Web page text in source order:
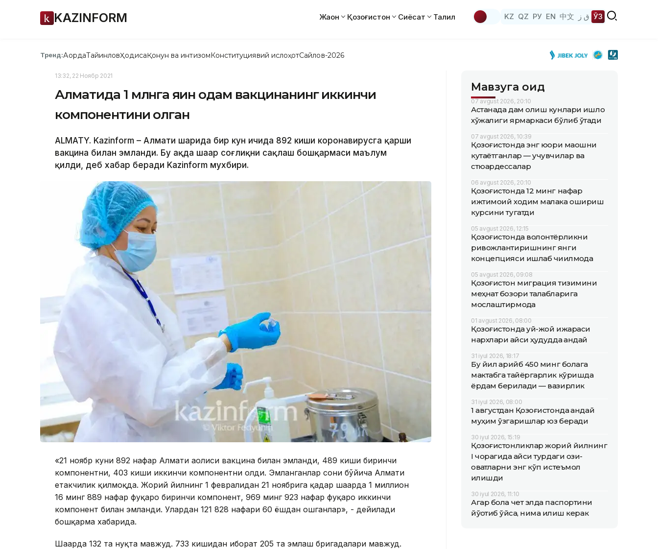
KAZINFORM Жаҳон Қозоғистон Сиёсат Таҳлил KZ QZ РУ EN 中文 ق ز ЎЗ
Тренд:АқордаТайинловҲодисаҚонун ва интизомКонституциявий ислоҳотСайлов-2026
13:32, 22 Ноябр 2021
Алматида 1 млнга яқин одам вакцинанинг иккинчи
компонентини олган
ALMATY. Kazinform – Алмати шаҳрида бир кун ичида 892 киши коронавирусга қарши
вакцина билан эмланди. Бу ҳақда шаҳар соғлиқни сақлаш бошқармаси маълум
қилди, деб хабар беради Kazinform мухбири.
«21 ноябр куни 892 нафар Алмати аҳолиси вакцина билан эмланди, 489 киши биринчи
компонентни, 403 киши иккинчи компонентни олди. Эмланганлар сони бўйича Алмати
етакчилик қилмоқда. Жорий йилнинг 1 февралидан 21 ноябрига қадар шаҳарда 1 миллион
16 минг 889 нафар фуқаро биринчи компонент, 969 минг 923 нафар фуқаро иккинчи
компонент билан эмланди. Улардан 121 828 нафари 60 ёшдан ошганлар», - дейилади
бошқарма хабарида.
Шаҳарда 132 та нуқта мавжуд. 733 кишидан иборат 205 та эмлаш бригадалари мавжуд.
Мавзуга оид
07 avgust 2026, 20:10
Астанада дам олиш кунлари қишлоқ
хўжалиги ярмаркаси бўлиб ўтади
07 avgust 2026, 10:39
Қозоғистонда энг юқори маошни
кутаётганлар — учувчилар ва
стюардессалар
06 avgust 2026, 20:10
Қозоғистонда 12 минг нафар
ижтимоий ходим малака ошириш
курсини тугатди
05 avgust 2026, 12:15
Қозоғистонда волонтёрликни
ривожлантиришнинг янги
концепцияси ишлаб чиқилмоқда
05 avgust 2026, 09:08
Қозоғистон миграция тизимини
меҳнат бозори талабларига
мослаштирмоқда
01 avgust 2026, 08:00
Қозоғистонда уй-жой ижараси
нархлари қайси ҳудудда қандай
31 iyul 2026, 18:17
Бу йил қарийб 450 минг болага
мактабга тайёргарлик кўришда
ёрдам берилади — вазирлик
31 iyul 2026, 08:00
1 августдан Қозоғистонда қандай
муҳим ўзгаришлар юз беради
30 iyul 2026, 15:19
Қозоғистонликлар жорий йилнинг
I чорагида қайси турдаги озиқ-
овқатларни энг кўп истеъмол
қилишди
30 iyul 2026, 11:10
Агар бола чет элда паспортини
йўқотиб қўйса, нима қилиш керак